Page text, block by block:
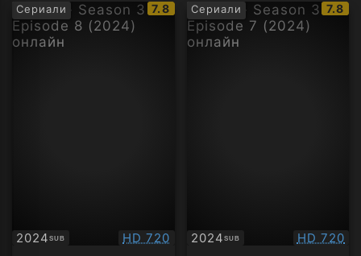
Сериали
IMDb
рейтинг:
7.8
2024SUB
Субтитри Качество:
HD 720
Сериали
IMDb
7.8
2024SUB
Субтитри HD 720